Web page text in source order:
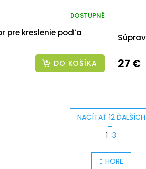
pre kreslenie podľa
DOSTUPNÉ
DO KOŠÍKA 27 €
O
v
l
NAČÍTAŤ 12 ĎALŠÍCH
S
t
r
1 3
HORE